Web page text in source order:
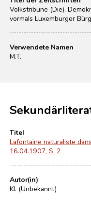
Volkstribüne (Die).
vormals Luxemburger
Verwendete Namen
M.T.
Titel
Lafontaine naturaliste
16.04.1907, S. 2
Autor(in)
Kl. (Unbekannt)